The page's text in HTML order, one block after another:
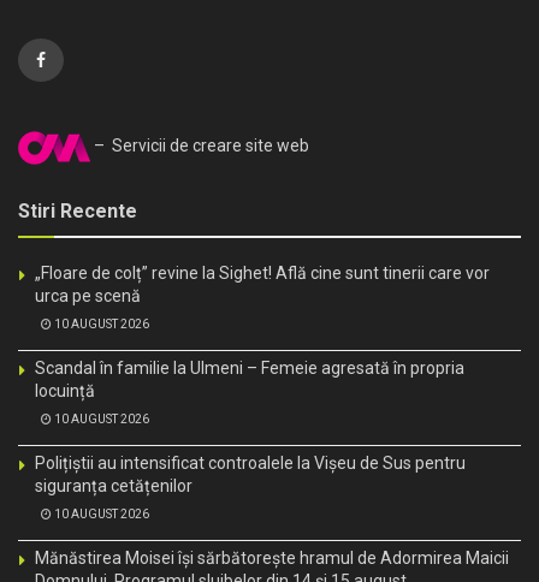
– Servicii de creare site web
Stiri Recente
„Floare de colț” revine la Sighet! Află cine sunt tinerii care vor
urca pe scenă
10 AUGUST 2026
Scandal în familie la Ulmeni – Femeie agresată în propria
locuință
10 AUGUST 2026
Polițiștii au intensificat controalele la Vișeu de Sus pentru
siguranța cetățenilor
10 AUGUST 2026
Mănăstirea Moisei își sărbătorește hramul de Adormirea Maicii